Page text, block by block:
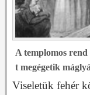
A templomos
t megégetik
Viseletük fehér